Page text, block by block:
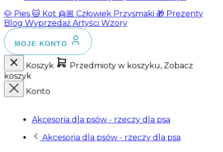
🐶 Pies 🐱 Kot 👱🏼 Człowiek Przysmaki 🎁 Prezenty
Blog Wyprzedaż Artyści Wzory
MOJE KONTO
Koszyk
Przedmioty w koszyku, Zobacz
koszyk
Konto
Akcesoria dla psów - rzeczy dla psa
Akcesoria dla psów - rzeczy dla psa